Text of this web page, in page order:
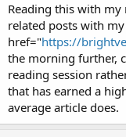
Reading this with
related posts with
href="https://
the morning further,
reading session
that has earned a
average article does.